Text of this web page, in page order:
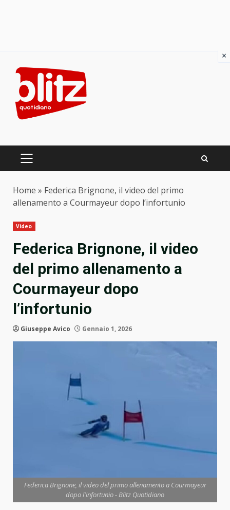
content
PRIMARY
Home » Federica Brignone, il video del primo
allenamento a Courmayeur dopo l’infortunio
Video
Federica Brignone, il video
del primo allenamento a
Courmayeur dopo
l’infortunio
Giuseppe Avico Gennaio 1, 2026
Federica Brignone, il video del primo allenamento a Courmayeur
dopo l'infortunio - Blitz Quotidiano
×